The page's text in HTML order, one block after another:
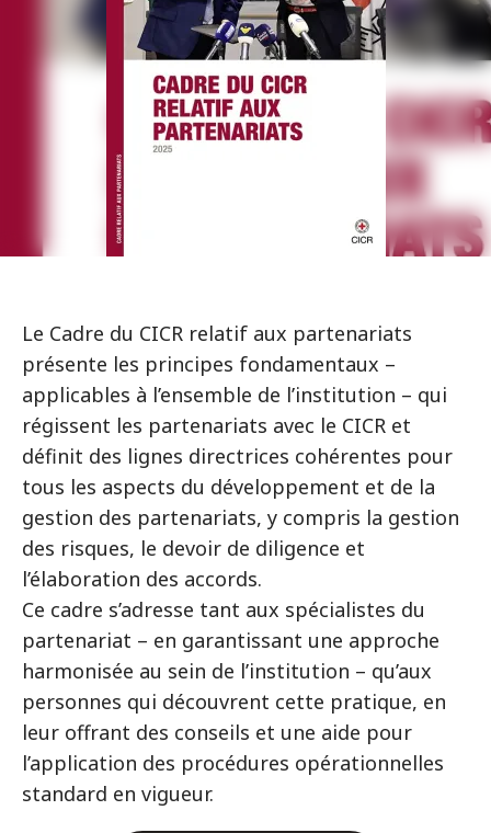
Le Cadre du CICR relatif aux partenariats
présente les principes fondamentaux –
applicables à l’ensemble de l’institution – qui
régissent les partenariats avec le CICR et
définit des lignes directrices cohérentes pour
tous les aspects du développement et de la
gestion des partenariats, y compris la gestion
des risques, le devoir de diligence et
l’élaboration des accords.
Ce cadre s’adresse tant aux spécialistes du
partenariat – en garantissant une approche
harmonisée au sein de l’institution – qu’aux
personnes qui découvrent cette pratique, en
leur offrant des conseils et une aide pour
l’application des procédures opérationnelles
standard en vigueur.